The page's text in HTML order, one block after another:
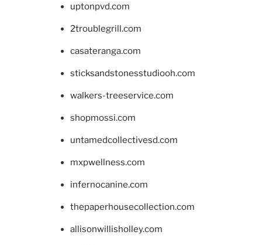
uptonpvd.com
2troublegrill.com
casateranga.com
sticksandstonesstudiooh.com
walkers-treeservice.com
shopmossi.com
untamedcollectivesd.com
mxpwellness.com
infernocanine.com
thepaperhousecollection.com
allisonwillisholley.com